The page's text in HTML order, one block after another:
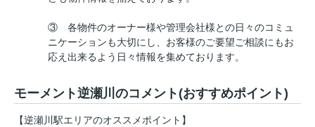
③ 各物件のオーナー様や管理会社様との日々のコミュ
ニケーションも大切にし、お客様のご要望ご相談にもお
応え出来るよう日々情報を集めております。
モーメント逆瀬川のコメント(おすすめポイント)
【逆瀬川駅エリアのオススメポイント】